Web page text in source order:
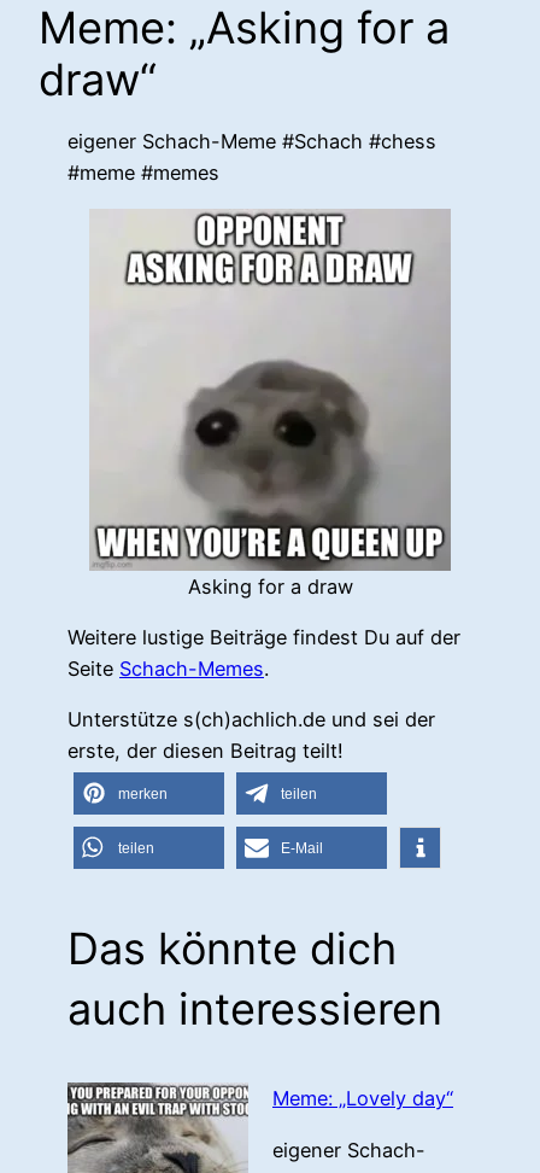
Meme: „Asking for a
draw“
eigener Schach-Meme #Schach #chess
#meme #memes
Asking for a draw
Weitere lustige Beiträge findest Du auf der
Seite Schach-Memes.
Unterstütze s(ch)achlich.de und sei der
erste, der diesen Beitrag teilt!
merken teilen
teilen E-Mail
Das könnte dich
auch interessieren
Meme: „Lovely day“
eigener Schach-